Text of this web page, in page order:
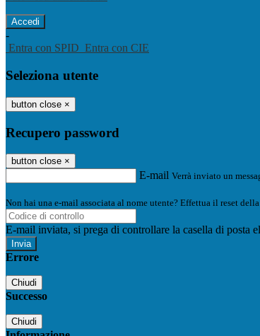
-
Entra con SPID Entra con CIE
Seleziona utente
button close ×
Recupero password
button close ×
E-mail Verrà inviato un
Non hai una e-mail associata al nome utente? Effettua il reset
E-mail inviata, si prega di controllare la casella di posta
Errore
Chiudi
Successo
Chiudi